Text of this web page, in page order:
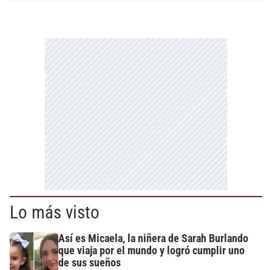
Lo más visto
Así es Micaela, la niñera de Sarah Burlando
que viaja por el mundo y logró cumplir uno
de sus sueños